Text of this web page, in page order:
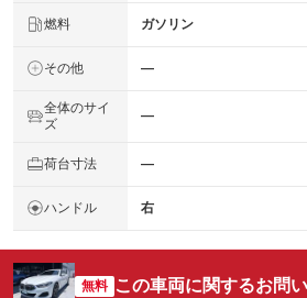
燃料 ガソリン
その他 ―
全体のサイ
ズ
―
荷台寸法 ―
ハンドル 右
無料 この車両に関するお問